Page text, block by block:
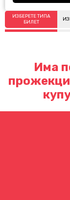
ИЗБЕРЕТЕ ТИПА
БИЛЕТ
Има